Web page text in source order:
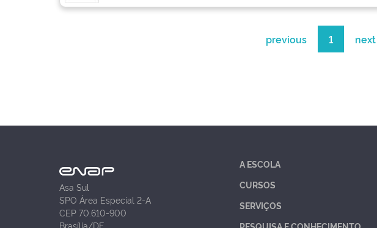
previous 1 next
Asa Sul
SPO Área Especial 2-A
CEP 70.610-900
Brasília/DF
A ESCOLA
CURSOS
SERVIÇOS